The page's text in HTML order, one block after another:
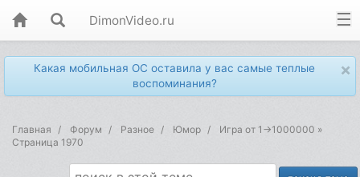
DimonVideo.ru
×
Какая мобильная ОС оставила у вас самые теплые
воспоминания?
Главная Форум Разное Юмор
Игра от 1->1000000 »
Страница 1970